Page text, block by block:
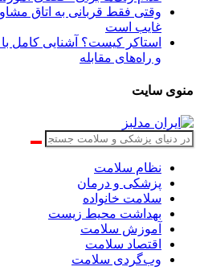
وقتی فقط قربانی به اتاق
غایب است
استاکر کیست؟ آشنایی کامل با
و راه‌های مقابله
منوی سایت
نظام سلامت
پزشکی و درمان
سلامت خانواده
بهداشت محیط زیست
آموزش سلامت
اقتصاد سلامت
وب‌گردی سلامت